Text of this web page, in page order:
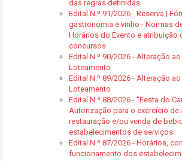
das regras definidas
Edital N.º 91/2026 - Reserva |
gastronomia e vinho - Normas
Horários do Evento e atribuição
concursos
Edital N.º 90/2026 - Alteração
Loteamento
Edital N.º 89/2026 - Alteração
Loteamento
Edital N.º 88/2026 - “Festa do
Autorização para o exercício de
restauração e/ou venda de
estabelecimentos de serviços:
Edital N.º 87/2026 - Horários,
funcionamento dos